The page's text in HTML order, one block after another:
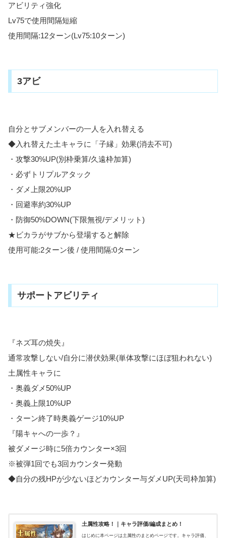
アビリティ強化
Lv75で使用間隔短縮
使用間隔:12ターン(Lv75:10ターン)
3アビ
自分とサブメンバーの一人を入れ替える
◆入れ替えた土キャラに「子縁」効果(消去不可)
・攻撃30%UP(別枠乗算/久遠枠加算)
・必ずトリプルアタック
・ダメ上限20%UP
・回避率約30%UP
・防御50%DOWN(下限無視/デメリット)
★ビカラがサブから登場すると解除
使用可能:2ターン後 / 使用間隔:0ターン
サポートアビリティ
『ネズ耳の焼失』
通常攻撃しない/自分に潜伏効果(単体攻撃にほぼ狙われない)
土属性キャラに
・奥義ダメ50%UP
・奥義上限10%UP
・ターン終了時奥義ゲージ10%UP
『陽キャへの一歩？』
被ダメージ時に5倍カウンター×3回
※被弾1回でも3回カウンター発動
◆自分の残HPが少ないほどカウンター与ダメUP(天司枠加算)
土属性攻略！｜キャラ評価/編成まとめ！
はじめに本ページは土属性のまとめページです。キャラ評価、